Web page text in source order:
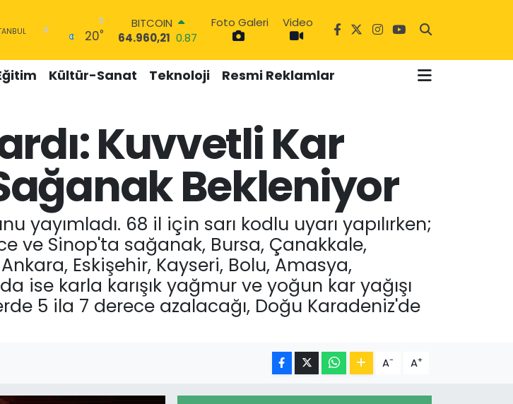
20°
DOLAR
47,7436 0.18
55,2510
STERLİN
6660.55
BİST100
13.779 -14
BITCOIN
64.960,21
0.87
Foto Galeri Video
Kültür-Sanat Teknoloji Resmi Reklamlar
Kuvvetli Kar
Sağanak Bekleniyor
yayımladı. 68 il için sarı kodlu uyarı yapılırken;
ve Sinop'ta sağanak, Bursa, Çanakkale,
Eskişehir, Kayseri, Bolu, Amasya,
ise karla karışık yağmur ve yoğun kar yağışı
5 ila 7 derece azalacağı, Doğu Karadeniz'de
A- A+